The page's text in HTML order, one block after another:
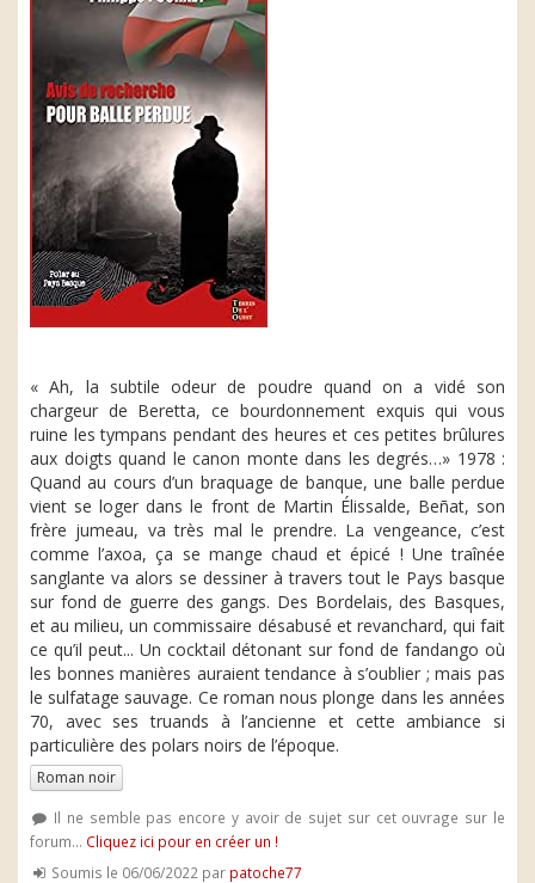
« Ah, la subtile odeur de poudre quand on a vidé son
chargeur de Beretta, ce bourdonnement exquis qui vous
ruine les tympans pendant des heures et ces petites brûlures
aux doigts quand le canon monte dans les degrés…» 1978 :
Quand au cours d’un braquage de banque, une balle perdue
vient se loger dans le front de Martin Élissalde, Beñat, son
frère jumeau, va très mal le prendre. La vengeance, c’est
comme l’axoa, ça se mange chaud et épicé ! Une traînée
sanglante va alors se dessiner à travers tout le Pays basque
sur fond de guerre des gangs. Des Bordelais, des Basques,
et au milieu, un commissaire désabusé et revanchard, qui fait
ce qu’il peut... Un cocktail détonant sur fond de fandango où
les bonnes manières auraient tendance à s’oublier ; mais pas
le sulfatage sauvage. Ce roman nous plonge dans les années
70, avec ses truands à l’ancienne et cette ambiance si
particulière des polars noirs de l’époque.
Roman noir
Il ne semble pas encore y avoir de sujet sur cet ouvrage sur le
forum... Cliquez ici pour en créer un !
Soumis le 06/06/2022 par patoche77